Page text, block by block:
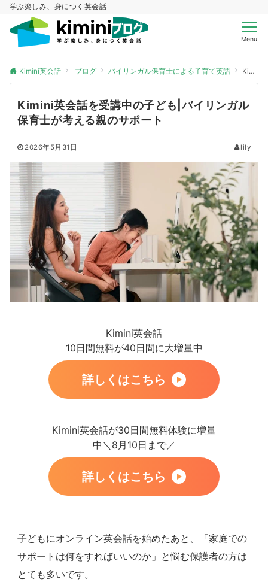
学ぶ楽しみ、身につく英会話
Menu
Kimini英会話 ブログ バイリンガル保育士による子育て英語 Kimini英会話を受講中の子ども|バイリンガル保育士が考える親のサポート
Kimini英会話を受講中の子ども|バイリンガル
保育士が考える親のサポート
2026年5月31日 lily
Kimini英会話
10日間無料が40日間に大増量中
詳しくはこちら
Kimini英会話が30日間無料体験に増量
中＼8月10日まで／
詳しくはこちら
子どもにオンライン英会話を始めたあと、「家庭での
サポートは何をすればいいのか」と悩む保護者の方は
とても多いです。